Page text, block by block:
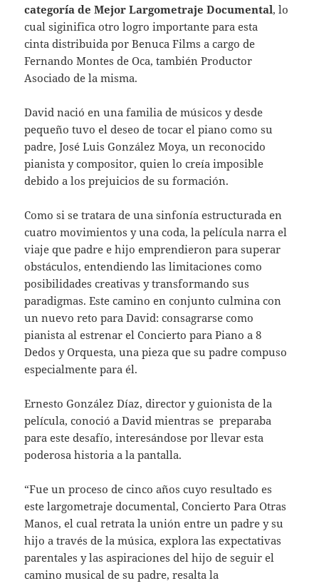
categoría de Mejor Largometraje Documental, lo
cual siginifica otro logro importante para esta
cinta distribuida por Benuca Films a cargo de
Fernando Montes de Oca, también Productor
Asociado de la misma.
David nació en una familia de músicos y desde
pequeño tuvo el deseo de tocar el piano como su
padre, José Luis González Moya, un reconocido
pianista y compositor, quien lo creía imposible
debido a los prejuicios de su formación.
Como si se tratara de una sinfonía estructurada en
cuatro movimientos y una coda, la película narra el
viaje que padre e hijo emprendieron para superar
obstáculos, entendiendo las limitaciones como
posibilidades creativas y transformando sus
paradigmas. Este camino en conjunto culmina con
un nuevo reto para David: consagrarse como
pianista al estrenar el Concierto para Piano a 8
Dedos y Orquesta, una pieza que su padre compuso
especialmente para él.
Ernesto González Díaz, director y guionista de la
película, conoció a David mientras se preparaba
para este desafío, interesándose por llevar esta
poderosa historia a la pantalla.
“Fue un proceso de cinco años cuyo resultado es
este largometraje documental, Concierto Para Otras
Manos, el cual retrata la unión entre un padre y su
hijo a través de la música, explora las expectativas
parentales y las aspiraciones del hijo de seguir el
camino musical de su padre, resalta la